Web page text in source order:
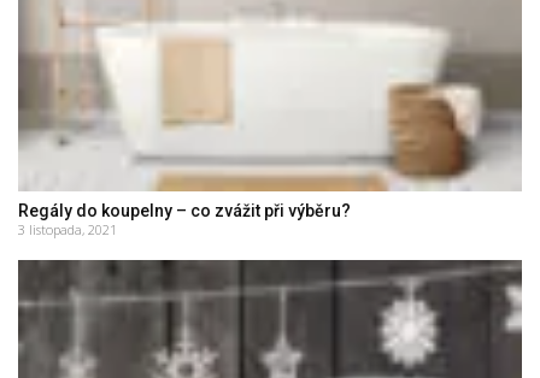
Regály do koupelny – co zvážit při výběru?
3 listopada, 2021